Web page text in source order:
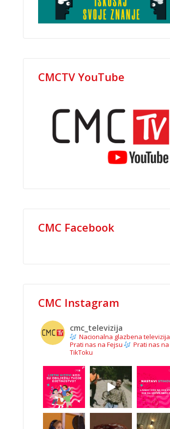
CMCTV YouTube
CMC Facebook
CMC Instagram
cmc_televizija
Nacionalna glazbena televizija
Prati nas na Fejsu
Prati nas na
TikToku